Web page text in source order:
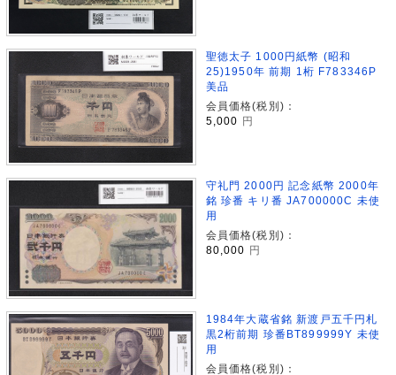
聖徳太子 1000円紙幣 (昭和
25)1950年 前期 1桁 F783346P
美品
会員価格(税別)：
5,000
円
守礼門 2000円 記念紙幣 2000年
銘 珍番 キリ番 JA700000C 未使
用
会員価格(税別)：
80,000 円
1984年大蔵省銘 新渡戸五千円札
黒2桁前期 珍番BT899999Y 未使
用
会員価格(税別)：